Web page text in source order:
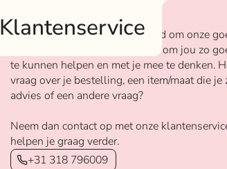
Klantenservice
Bij Rokjeklokje staan we bekend om onze
We vinden het super belangrijk om jou zo
te kunnen helpen en met je mee te denken.
vraag over je bestelling, een item/maat die je
advies of een andere vraag?
Neem dan contact op met onze
helpen je graag verder.
+31 318 796009